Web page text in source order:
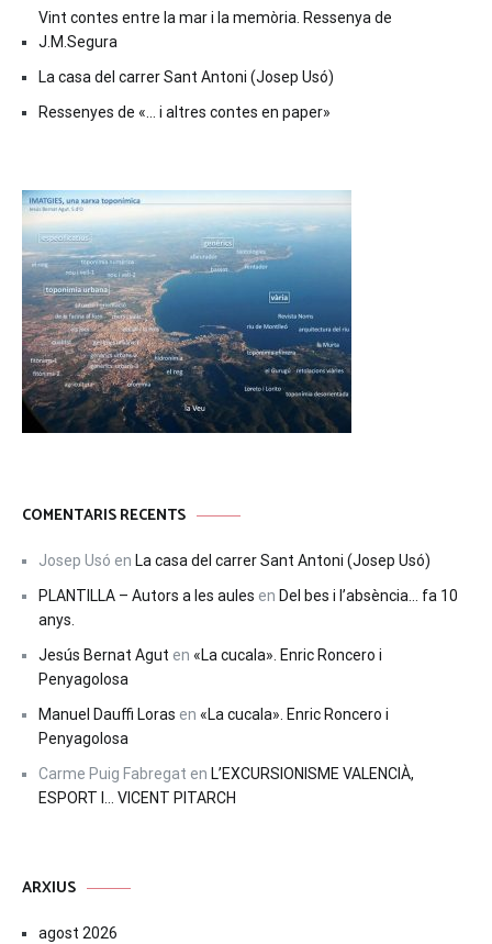
Vint contes entre la mar i la memòria. Ressenya de
J.M.Segura
La casa del carrer Sant Antoni (Josep Usó)
Ressenyes de «… i altres contes en paper»
COMENTARIS RECENTS
Josep Usó en La casa del carrer Sant Antoni (Josep Usó)
PLANTILLA – Autors a les aules en Del bes i l’absència… fa 10
anys.
Jesús Bernat Agut en «La cucala». Enric Roncero i
Penyagolosa
Manuel Dauffi Loras en «La cucala». Enric Roncero i
Penyagolosa
Carme Puig Fabregat en L’EXCURSIONISME VALENCIÀ,
ESPORT I… VICENT PITARCH
ARXIUS
agost 2026